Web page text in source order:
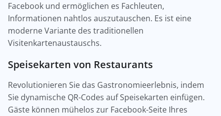
Facebook und ermöglichen es Fachleuten,
Informationen nahtlos auszutauschen. Es ist eine
moderne Variante des traditionellen
Visitenkartenaustauschs.
Speisekarten von Restaurants
Revolutionieren Sie das Gastronomieerlebnis, indem
Sie dynamische QR-Codes auf Speisekarten einfügen.
Gäste können mühelos zur Facebook-Seite Ihres